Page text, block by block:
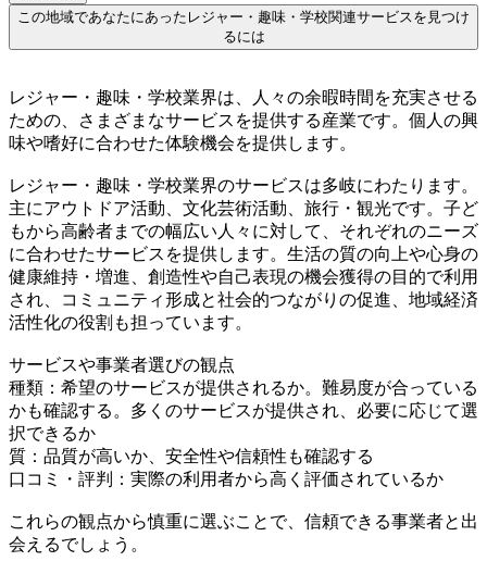
この地域であなたにあったレジャー・趣味・学校関連サービスを見つけ
るには
レジャー・趣味・学校業界は、人々の余暇時間を充実させる
ための、さまざまなサービスを提供する産業です。個人の興
味や嗜好に合わせた体験機会を提供します。
レジャー・趣味・学校業界のサービスは多岐にわたります。
主にアウトドア活動、文化芸術活動、旅行・観光です。子ど
もから高齢者までの幅広い人々に対して、それぞれのニーズ
に合わせたサービスを提供します。生活の質の向上や心身の
健康維持・増進、創造性や自己表現の機会獲得の目的で利用
され、コミュニティ形成と社会的つながりの促進、地域経済
活性化の役割も担っています。
サービスや事業者選びの観点
種類：希望のサービスが提供されるか。難易度が合っている
かも確認する。多くのサービスが提供され、必要に応じて選
択できるか
質：品質が高いか、安全性や信頼性も確認する
口コミ・評判：実際の利用者から高く評価されているか
これらの観点から慎重に選ぶことで、信頼できる事業者と出
会えるでしょう。